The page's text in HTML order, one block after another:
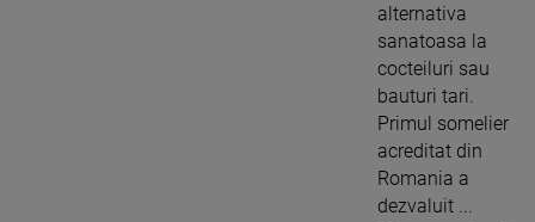
alternativa
sanatoasa la
cocteiluri sau
bauturi tari.
Primul somelier
acreditat din
Romania a
dezvaluit ...